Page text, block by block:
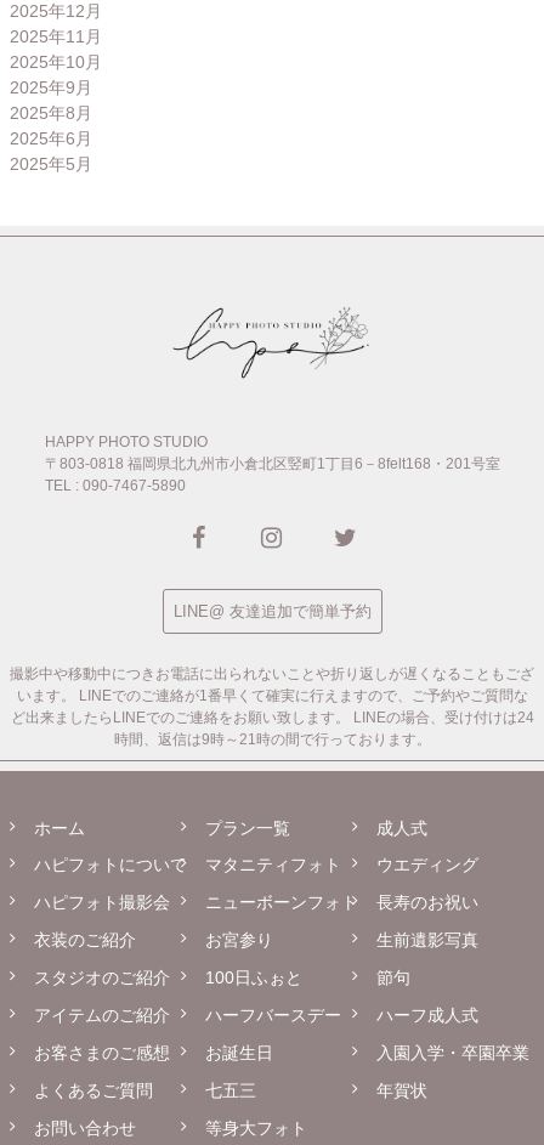
2025年12月
2025年11月
2025年10月
2025年9月
2025年8月
2025年6月
2025年5月
HAPPY PHOTO STUDIO
〒803-0818 福岡県北九州市小倉北区竪町1丁目6－8felt168・201号室
TEL : 090-7467-5890
LINE@ 友達追加で簡単予約
撮影中や移動中につきお電話に出られないことや折り返しが遅くなることもござ
います。
LINEでのご連絡が1番早くて確実に行えますので、ご予約やご質問な
ど出来ましたらLINEでのご連絡をお願い致します。
LINEの場合、受け付けは24
時間、返信は9時～21時の間で行っております。
ホーム
ハピフォトについて
ハピフォト撮影会
衣装のご紹介
スタジオのご紹介
アイテムのご紹介
お客さまのご感想
よくあるご質問
お問い合わせ
プラン一覧
マタニティフォト
ニューボーンフォト
お宮参り
100日ふぉと
ハーフバースデー
お誕生日
七五三
等身大フォト
成人式
ウエディング
長寿のお祝い
生前遺影写真
節句
ハーフ成人式
入園入学・卒園卒業
年賀状